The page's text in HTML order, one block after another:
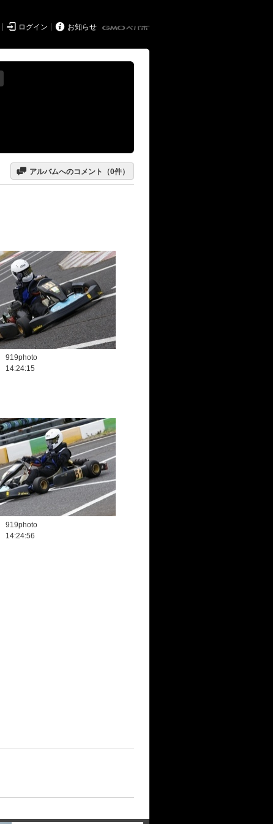
 ログイン  お知らせ
 アルバムへのコメント（0件）
919photo
14:24:15
919photo
14:24:56